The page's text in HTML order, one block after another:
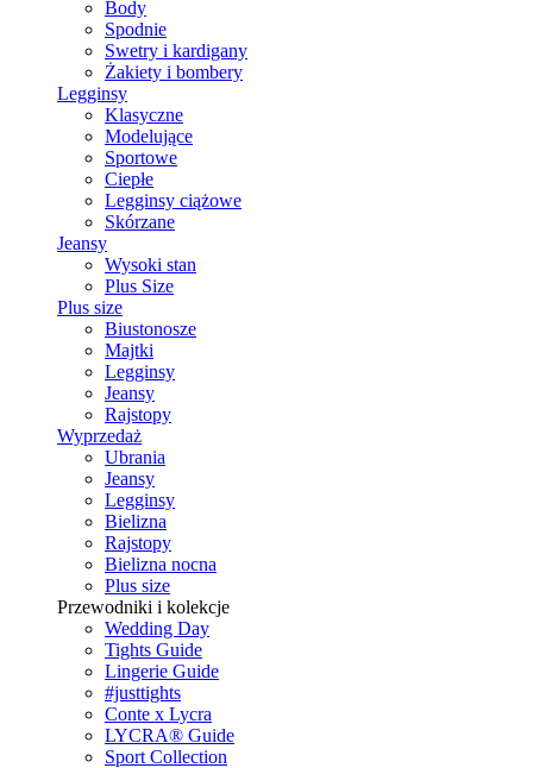
Body
Spodnie
Swetry i kardigany
Żakiety i bombery
Legginsy
Klasyczne
Modelujące
Sportowe
Ciepłe
Legginsy ciążowe
Skórzane
Jeansy
Wysoki stan
Plus Size
Plus size
Biustonosze
Majtki
Legginsy
Jeansy
Rajstopy
Wyprzedaż
Ubrania
Jeansy
Legginsy
Bielizna
Rajstopy
Bielizna nocna
Plus size
Przewodniki i kolekcje
Wedding Day
Tights Guide
Lingerie Guide
#justtights
Conte x Lycra
LYCRA® Guide
Sport Сollection